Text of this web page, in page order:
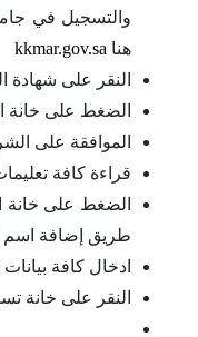
والتسجيل في
هنا kkmar.gov.sa
النقر على شهادة
الضغط على خانة
الموافقة على
قراءة كافة
الضغط على خانة
طريق إضافة اسم
ادخال كافة
النقر على خانة